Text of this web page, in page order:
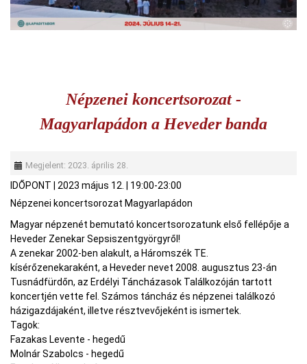
Népzenei koncertsorozat -
Magyarlapádon a Heveder banda
Megjelent: 2023. április 28.
IDŐPONT 2023 május 12.
19:00-23:00
Népzenei koncertsorozat Magyarlapádon
Magyar népzenét bemutató koncertsorozatunk első fellépője a
Heveder Zenekar Sepsiszentgyörgyről!
A zenekar 2002-ben alakult, a Háromszék TE.
kísérőzenekaraként, a Heveder nevet 2008. augusztus 23-án
Tusnádfürdőn, az Erdélyi Táncházasok Találkozóján tartott
koncertjén vette fel. Számos táncház és népzenei találkozó
házigazdájaként, illetve résztvevőjeként is ismertek.
Tagok:
Fazakas Levente - hegedű
Molnár Szabolcs - hegedű